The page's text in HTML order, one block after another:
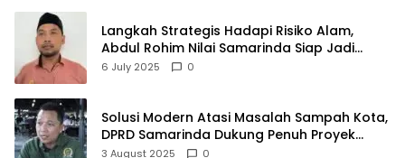
Langkah Strategis Hadapi Risiko Alam,
Abdul Rohim Nilai Samarinda Siap Jadi
Pusat Logistik Bencana Kalimantan
6 July 2025 0
Solusi Modern Atasi Masalah Sampah Kota,
DPRD Samarinda Dukung Penuh Proyek
PLTSA
3 August 2025 0